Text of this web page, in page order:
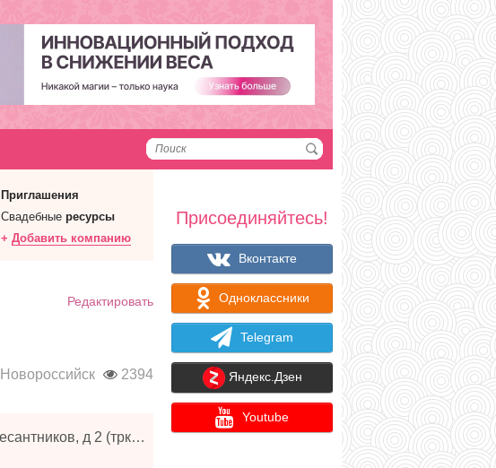
Приглашения
Свадебные ресурсы
+ Добавить компанию
Редактировать
Новороссийск 2394
Новороссийск, ул. Героев-Десантников, д 2 (трк GoodZone)
Присоединяйтесь!
Вконтакте
Одноклассники
Telegram
Яндекс.Дзен
Youtube